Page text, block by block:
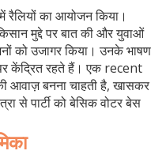
रैलियों का आयोजन किया।
मुद्दे पर बात की और युवाओं
को उजागर किया। उनके भाषण
केंद्रित रहते हैं। एक recent
आवाज़ बनना चाहती है, खासकर
से पार्टी को बेसिक वोटर बेस